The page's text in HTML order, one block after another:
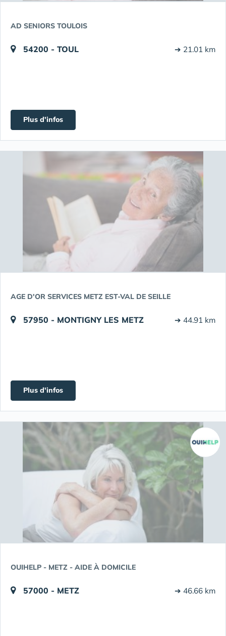
AD SENIORS TOULOIS
54200 - TOUL ➔ 21.01 km
Plus d'infos
AGE D'OR SERVICES METZ EST-VAL DE SEILLE
57950 - MONTIGNY LES METZ ➔ 44.91 km
Plus d'infos
OUIHELP - METZ - AIDE À DOMICILE
57000 - METZ ➔ 46.66 km